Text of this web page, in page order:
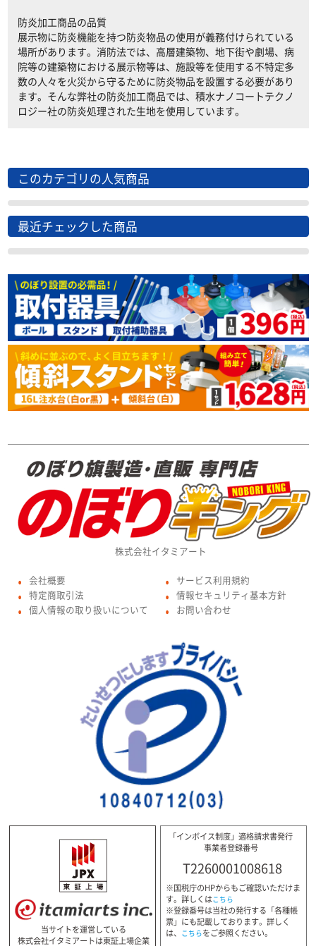
防炎加工商品の品質
展示物に防炎機能を持つ防炎物品の使用が義務付けられている
場所があります。消防法では、高層建築物、地下街や劇場、病
院等の建築物における展示物等は、施設等を使用する不特定多
数の人々を火災から守るために防炎物品を設置する必要があり
ます。そんな弊社の防炎加工商品では、積水ナノコートテクノ
ロジー社の防炎処理された生地を使用しています。
このカテゴリの人気商品
最近チェックした商品
株式会社イタミアート
● 会社概要
● 特定商取引法
● 個人情報の取り扱いについて
● サービス利用規約
● 情報セキュリティ基本方針
● お問い合わせ
当サイトを運営している
株式会社イタミアートは東証上場企業
「インボイス制度」適格請求書発行
事業者登録番号
T2260001008618
※国税庁のHPからもご確認いただけま
す。詳しくはこちら
※登録番号は当社の発行する「各種帳
票」にも記載しております。詳しく
は、 こちらをご参照ください。